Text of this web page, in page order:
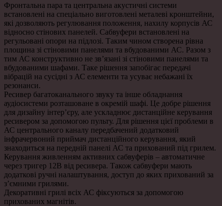
Фронтальна пара та центральна акустичні системи
встановлені на спеціально виготовлені металеві кронштейни,
які дозволяють регулювання положення, нахилу корпусів АС
відносно стінових панелей. Сабвуфери встановлені на
регульовані опори на підлозі. Таким чином створена рівна
площина зі стіновими панелями та вбудованими АС. Разом з
тим АС конструктивно не зв’язані зі стіновими панелями та
вбудованими шафами. Таке рішення запобігає передачі
вібрацій на сусідні з АС елементи та усуває небажані їх
резонанси.
Ресивер багатоканального звуку та інше обладнання
аудіосистеми розташоване в окремій шафі. Це добре рішення
для дизайну інтер’єру, але ускладнює дистанційне керування
ресивером за допомогою пульту. Для рішення цієї проблеми в
АС центрального каналу передбачений додатковий
інфрачервоний приймач дистанційного керування, який
знаходиться на передній панелі АС та прихований під грилем.
Керування живленням активних сабвуферів – автоматичне
через тригер 12В від ресивера. Також сабвуфери мають
додаткові ручні налаштування, доступ до яких прихований за
з’ємними грилями.
Декоративні грилі всіх АС фіксуються за допомогою
прихованих магнітів.